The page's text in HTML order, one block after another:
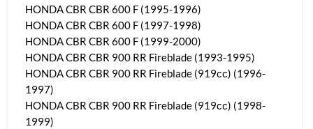
HONDA CBR CBR 600 F (1995-1996)
HONDA CBR CBR 600 F (1997-1998)
HONDA CBR CBR 600 F (1999-2000)
HONDA CBR CBR 900 RR Fireblade (1993-1995)
HONDA CBR CBR 900 RR Fireblade (919сс) (1996-
1997)
HONDA CBR CBR 900 RR Fireblade (919сс) (1998-
1999)